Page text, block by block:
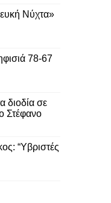
Νύχτα»
78-67
διοδία σε
Στέφανο
“Υβριστές